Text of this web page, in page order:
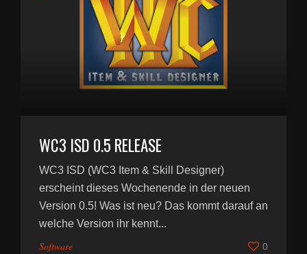
WC3 ISD 0.5 RELEASE
WC3 ISD (WC3 Item & Skill Designer)
erscheint dieses Wochenende in der neuen
Version 0.5! Was ist neu? Das kommt darauf an
welche Version ihr kennt...
Software 0